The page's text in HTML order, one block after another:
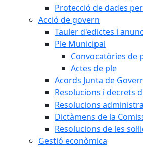
Protecció de dades
Acció de govern
Tauler d'edictes i
Ple Municipal
Convocatòries de
Actes de ple
Acords Junta de
Resolucions i decrets
Resolucions
Dictàmens de la
Resolucions de les
Gestió econòmica